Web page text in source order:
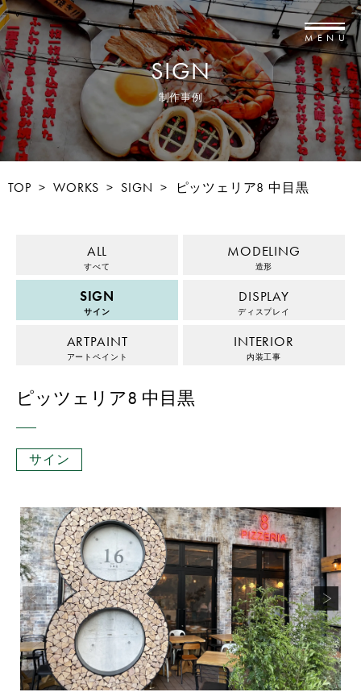
MENU
SIGN
制作事例
TOP >WORKS > SIGN > ピッツェリア8 中目黒
ALL
すべて
MODELING
造形
SIGN
サイン
DISPLAY
ディスプレイ
ARTPAINT
アートペイント
INTERIOR
内装工事
ピッツェリア8 中目黒
サイン